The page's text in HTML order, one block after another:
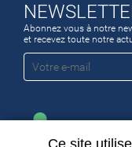
Abonnez vous à notre
et recevez toute notre
Ce site